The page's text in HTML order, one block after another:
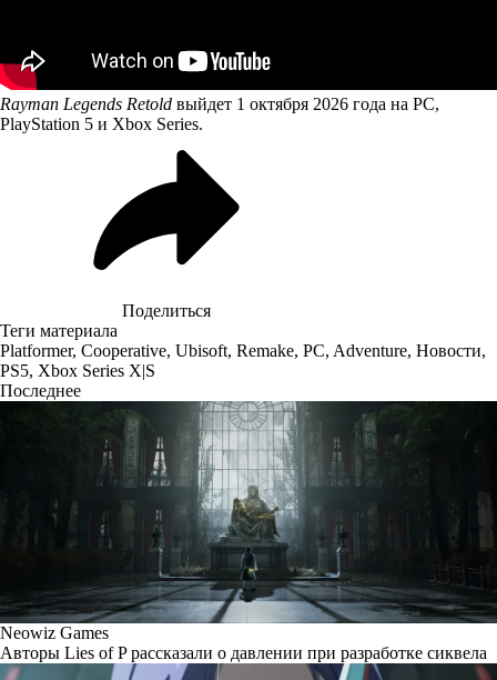
Rayman Legends Retold выйдет 1 октября 2026 года на PC,
PlayStation 5 и Xbox Series.
Поделиться
Теги материала
Platformer, Cooperative, Ubisoft, Remake, PC, Adventure, Новости,
PS5, Xbox Series X|S
Последнее
Neowiz Games
Авторы Lies of P рассказали о давлении при разработке сиквела